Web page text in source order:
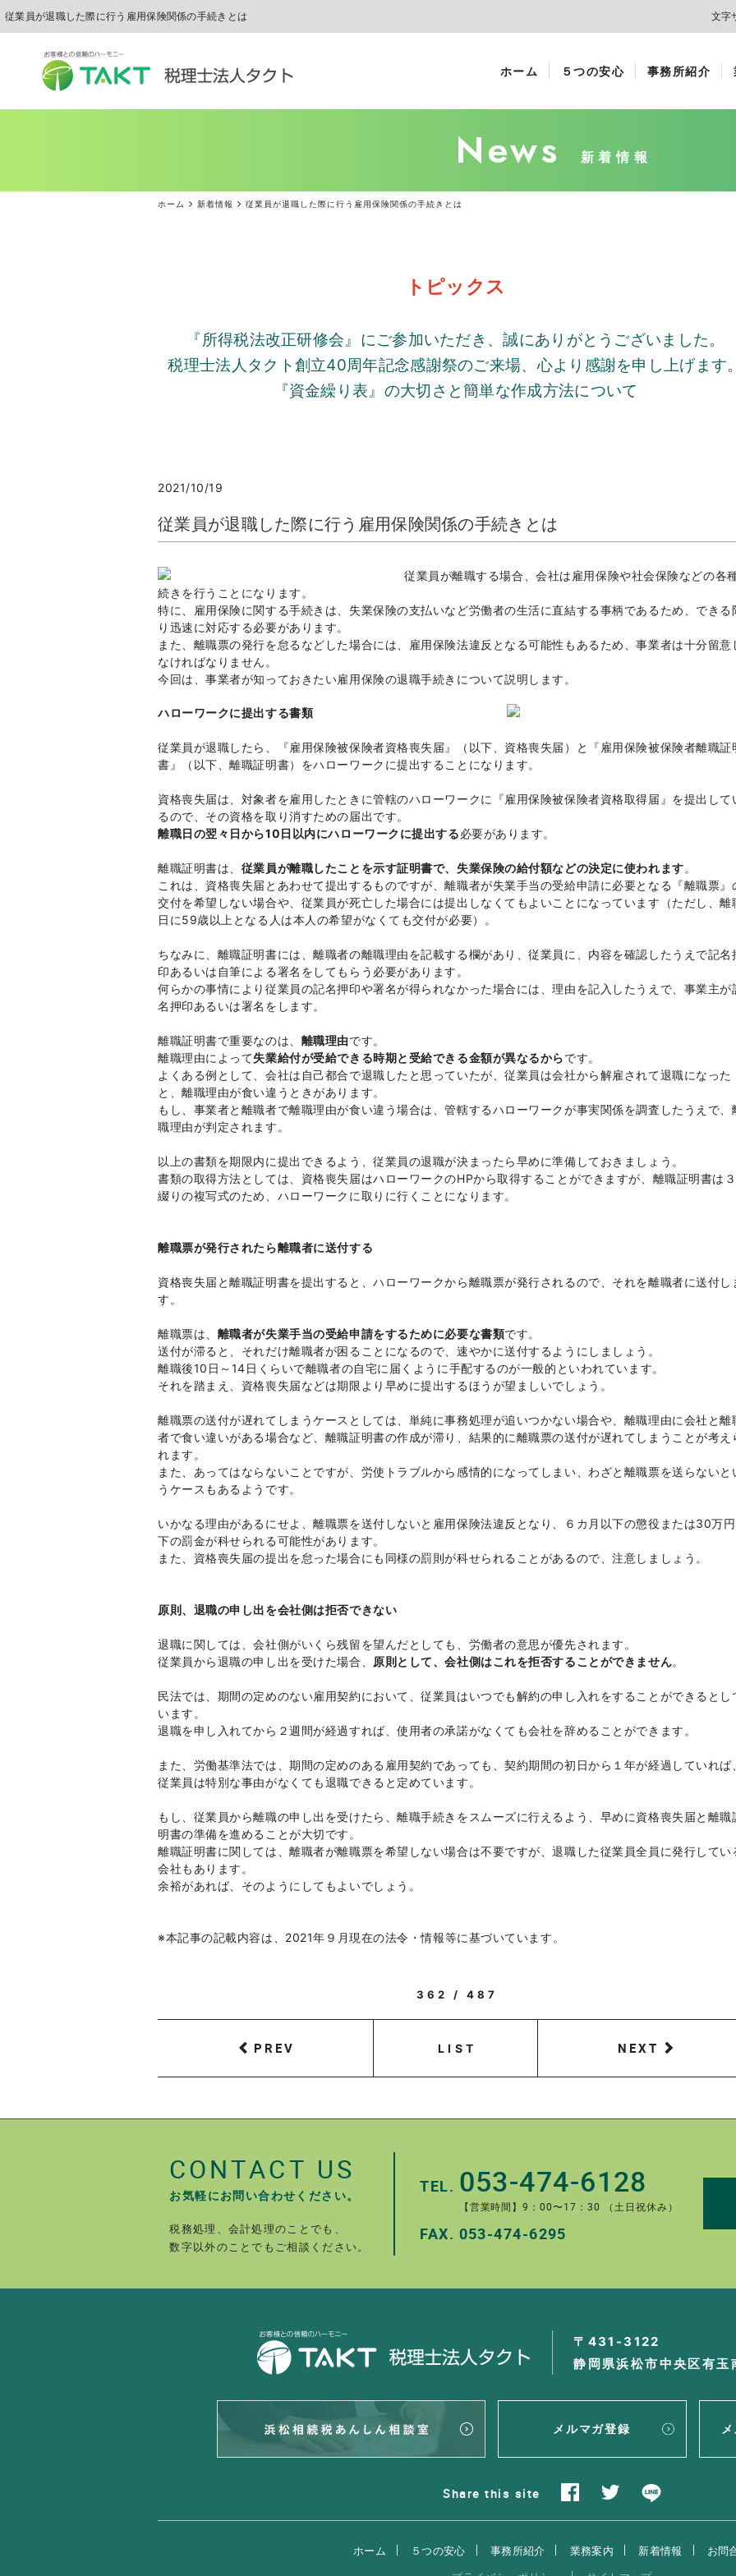
従業員が退職した際に行う雇用保険関係の手続きとは 文字
ホーム ５つの安心 事務所紹介
News 新着情報
ホーム 新着情報 従業員が退職した際に行う雇用保険関係の手続きとは
トピックス
『所得税法改正研修会』にご参加いただき、誠にありがとうございました。
税理士法人タクト創立40周年記念感謝祭のご来場、心より感謝を申し上げます。
『資金繰り表』の大切さと簡単な作成方法について
2021/10/19
従業員が退職した際に行う雇用保険関係の手続きとは
従業員が離職する場合、会社は雇用保険や社会保険などの各
続きを行うことになります。
特に、雇用保険に関する手続きは、失業保険の支払いなど労働者の生活に直結する事柄であるため、できる
り迅速に対応する必要があります。
また、離職票の発行を怠るなどした場合には、雇用保険法違反となる可能性もあるため、事業者は十分留意
なければなりません。
今回は、事業者が知っておきたい雇用保険の退職手続きについて説明します。
ハローワークに提出する書類
従業員が退職したら、『雇用保険被保険者資格喪失届』（以下、資格喪失届）と『雇用保険被保険者離職証
書』（以下、離職証明書）をハローワークに提出することになります。
資格喪失届は、対象者を雇用したときに管轄のハローワークに『雇用保険被保険者資格取得届』を提出して
るので、その資格を取り消すための届出です。
離職日の翌々日から10日以内にハローワークに提出する必要があります。
離職証明書は、 従業員が離職したことを示す証明書で、失業保険の給付額などの決定に使われます。
これは、資格喪失届とあわせて提出するものですが、離職者が失業手当の受給申請に必要となる『離職票』
交付を希望しない場合や、従業員が死亡した場合には提出しなくてもよいことになっています（ただし、離
日に59歳以上となる人は本人の希望がなくても交付が必要）。
ちなみに、離職証明書には、離職者の離職理由を記載する欄があり、従業員に、内容を確認したうえで記名
印あるいは自筆による署名をしてもらう必要があります。
何らかの事情により従業員の記名押印や署名が得られなかった場合には、理由を記入したうえで、事業主が
名押印あるいは署名をします。
離職証明書で重要なのは、 離職理由です。
離職理由によって失業給付が受給できる時期と受給できる金額が異なるからです。
よくある例として、会社は自己都合で退職したと思っていたが、従業員は会社から解雇されて退職になった
と、離職理由が食い違うときがあります。
もし、事業者と離職者で離職理由が食い違う場合は、管轄するハローワークが事実関係を調査したうえで、
職理由が判定されます。
以上の書類を期限内に提出できるよう、従業員の退職が決まったら早めに準備しておきましょう。
書類の取得方法としては、資格喪失届はハローワークのHPから取得することができますが、離職証明書は
綴りの複写式のため、ハローワークに取りに行くことになります。
離職票が発行されたら離職者に送付する
資格喪失届と離職証明書を提出すると、ハローワークから離職票が発行されるので、それを離職者に送付し
す。
離職票は、 離職者が失業手当の受給申請をするために必要な書類です。
送付が滞ると、それだけ離職者が困ることになるので、速やかに送付するようにしましょう。
離職後10日～14日くらいで離職者の自宅に届くように手配するのが一般的といわれています。
それを踏まえ、資格喪失届などは期限より早めに提出するほうが望ましいでしょう。
離職票の送付が遅れてしまうケースとしては、単純に事務処理が追いつかない場合や、離職理由に会社と離
者で食い違いがある場合など、離職証明書の作成が滞り、結果的に離職票の送付が遅れてしまうことが考え
れます。
また、あってはならないことですが、労使トラブルから感情的になってしまい、わざと離職票を送らないと
うケースもあるようです。
いかなる理由があるにせよ、離職票を送付しないと雇用保険法違反となり、６カ月以下の懲役または30万円
下の罰金が科せられる可能性があります。
また、資格喪失届の提出を怠った場合にも同様の罰則が科せられることがあるので、注意しましょう。
原則、退職の申し出を会社側は拒否できない
退職に関しては、会社側がいくら残留を望んだとしても、労働者の意思が優先されます。
従業員から退職の申し出を受けた場合、 原則として、会社側はこれを拒否することができません。
民法では、期間の定めのない雇用契約において、従業員はいつでも解約の申し入れをすることができるとし
います。
退職を申し入れてから２週間が経過すれば、使用者の承諾がなくても会社を辞めることができます。
また、労働基準法では、期間の定めのある雇用契約であっても、契約期間の初日から１年が経過していれば、
従業員は特別な事由がなくても退職できると定めています。
もし、従業員から離職の申し出を受けたら、離職手続きをスムーズに行えるよう、早めに資格喪失届と離職
明書の準備を進めることが大切です。
離職証明書に関しては、離職者が離職票を希望しない場合は不要ですが、退職した従業員全員に発行してい
会社もあります。
余裕があれば、そのようにしてもよいでしょう。
※本記事の記載内容は、2021年９月現在の法令・情報等に基づいています。
362 / 487
PREV LIST NEXT
CONTACT US
お気軽にお問い合わせください。
税務処理、会計処理のことでも、
数字以外のことでもご相談ください。
TEL. 053-474-6128
【営業時間】9：00〜17：30 （土日祝休み）
FAX. 053-474-6295
〒431-3122
静岡県浜松市中央区有
メルマガ登録
Share this site
ホーム ５つの安心 事務所紹介 業務案内 新着情報
お問